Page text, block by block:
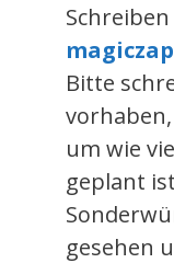
Schreiben
Bitte
um wie
geplant
gesehen